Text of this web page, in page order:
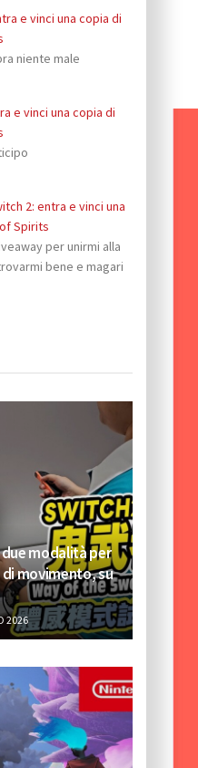
e vinci una copia di
niente male
e vinci una copia di
2: entra e vinci una
Spirits
per unirmi alla
bene e magari
modalità per
movimento, su
2026